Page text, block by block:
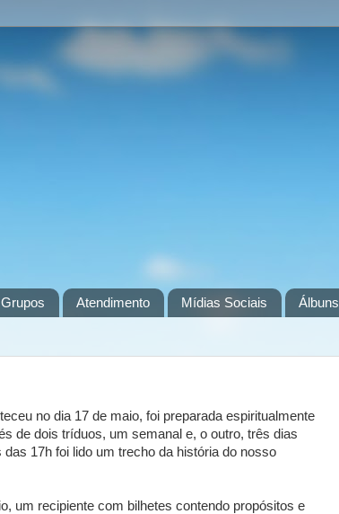
Atendimento Mídias Sociais Álbuns
no dia 17 de maio, foi preparada espiritualmente
de dois tríduos, um semanal e, o outro, três dias
17h foi lido um trecho da história do nosso
um recipiente com bilhetes contendo propósitos e